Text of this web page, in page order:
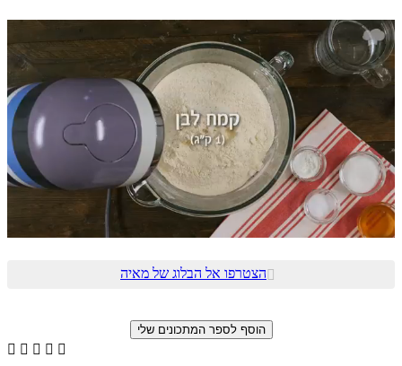
הצטרפו אל הבלוג של מאיה
    